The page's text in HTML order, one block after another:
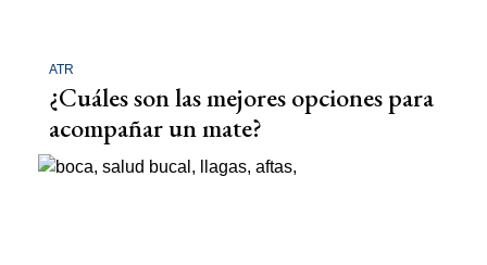
ATR
¿Cuáles son las mejores opciones para
acompañar un mate?